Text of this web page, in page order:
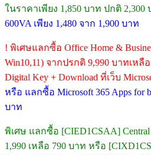
ในราคาเพียง 1,850 บาท ปกติ 2,300
600VA เพียง 1,480 จาก 1,900 บาท
! พิเศษแลกซื้อ Office Home &
Win10,11) จากปรกติ 9,990 บาทเหลื
Digital Key + Download ที่เว็บ
หรือ แลกซื้อ Microsoft 365 Apps for
บาท
พิเศษ แลกซื้อ [CIED1CSAA] Central
1,990 เหลือ 790 บาท หรือ